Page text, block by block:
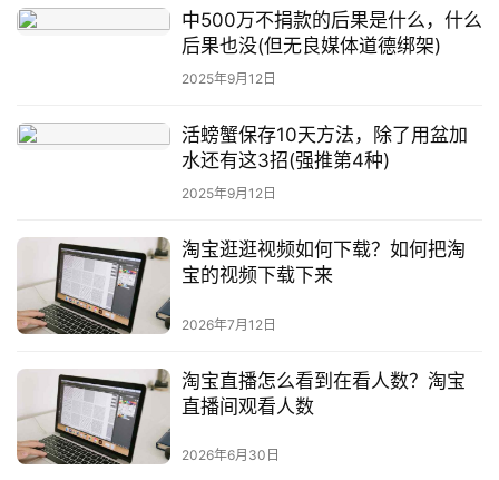
中500万不捐款的后果是什么，什么
后果也没(但无良媒体道德绑架)
2025年9月12日
活螃蟹保存10天方法，除了用盆加
水还有这3招(强推第4种)
2025年9月12日
淘宝逛逛视频如何下载？如何把淘
宝的视频下载下来
2026年7月12日
淘宝直播怎么看到在看人数？淘宝
直播间观看人数
2026年6月30日